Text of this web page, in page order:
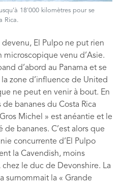
18'000 kilomètres pour se
Rica.
El Pulpo ne put rien
venu d’Asie.
d’abord au Panama et se
zone d’inﬂuence de United
ne peut en venir à bout. En
bananes du Costa Rica
Michel » est anéantie et le
bananes. C’est alors que
concurrente d’El Pulpo
la Cavendish, moins
le duc de Devonshire. La
surnommait la « Grande